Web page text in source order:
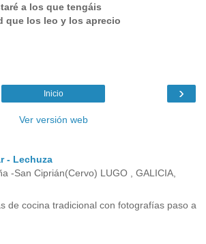
a los que tengáis
que los leo y los aprecio
›
Inicio
Ver versión web
- Lechuza
-San Ciprián(Cervo) LUGO , GALICIA,
de cocina tradicional con fotografías paso a